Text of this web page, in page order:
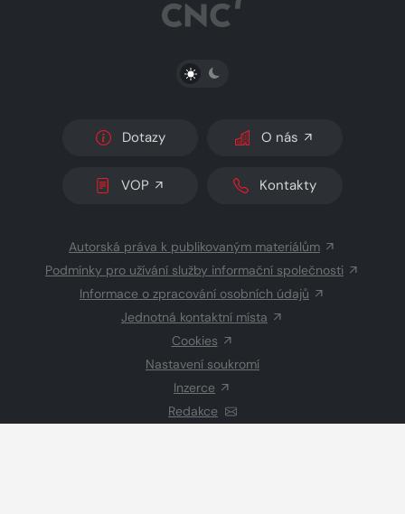
PŘEPNOUT SVĚTLÝ/TMAVÝ REŽIM
Dotazy O nás
VOP Kontakty
Autorská práva k publikovaným materiálům
Podmínky pro užívání služby informační společnosti
Informace o zpracování osobních údajů
Jednotná kontaktní místa
Cookies
Nastavení soukromí
Inzerce
Redakce